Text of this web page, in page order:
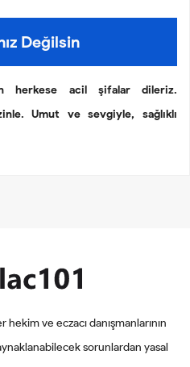
Değilsin
herkese acil şifalar dileriz.
Umut ve sevgiyle, sağlıklı
ve eczacı danışmanlarının
sorunlardan yasal